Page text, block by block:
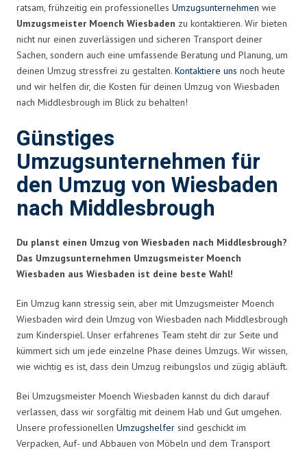
ratsam, frühzeitig ein professionelles Umzugsunternehmen wie
Umzugsmeister Moench Wiesbaden zu kontaktieren. Wir bieten
nicht nur einen zuverlässigen und sicheren Transport deiner
Sachen, sondern auch eine umfassende Beratung und Planung, um
deinen Umzug stressfrei zu gestalten. Kontaktiere uns noch heute
und wir helfen dir, die Kosten für deinen Umzug von Wiesbaden
nach Middlesbrough im Blick zu behalten!
Günstiges
Umzugsunternehmen für
den Umzug von Wiesbaden
nach Middlesbrough
Du planst einen Umzug von Wiesbaden nach Middlesbrough?
Das Umzugsunternehmen Umzugsmeister Moench
Wiesbaden aus Wiesbaden ist deine beste Wahl!
Ein Umzug kann stressig sein, aber mit Umzugsmeister Moench
Wiesbaden wird dein Umzug von Wiesbaden nach Middlesbrough
zum Kinderspiel. Unser erfahrenes Team steht dir zur Seite und
kümmert sich um jede einzelne Phase deines Umzugs. Wir wissen,
wie wichtig es ist, dass dein Umzug reibungslos und zügig abläuft.
Bei Umzugsmeister Moench Wiesbaden kannst du dich darauf
verlassen, dass wir sorgfältig mit deinem Hab und Gut umgehen.
Unsere professionellen Umzugshelfer sind geschickt im
Verpacken, Auf- und Abbauen von Möbeln und dem Transport